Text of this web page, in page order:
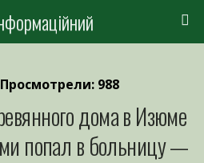
Просмотрели: 988
дома в Изюме
попал в больницу —